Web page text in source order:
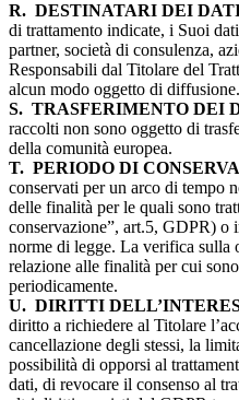
R. DESTINATARI DEI
di trattamento indicate, i Suoi
partner, società di consulenza,
Responsabili dal Titolare del
alcun modo oggetto di diffusione.
S. TRASFERIMENTO DEI
raccolti non sono oggetto di
della comunità europea.
T. PERIODO DI
conservati per un arco di tempo
delle finalità per le quali sono
conservazione”, art.5, GDPR) o
norme di legge. La verifica sulla
relazione alle finalità per cui
periodicamente.
U. DIRITTI
diritto a richiedere al Titolare
cancellazione degli stessi, la
possibilità di opporsi al
dati, di revocare il consenso al